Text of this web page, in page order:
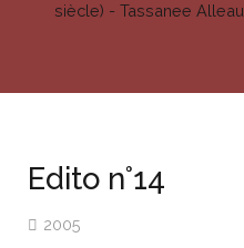
siècle) - Tassanee Alleau
Edito n°14
2005